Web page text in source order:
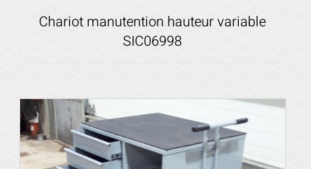
Voir les détails
Chariot manutention hauteur variable
SIC06998